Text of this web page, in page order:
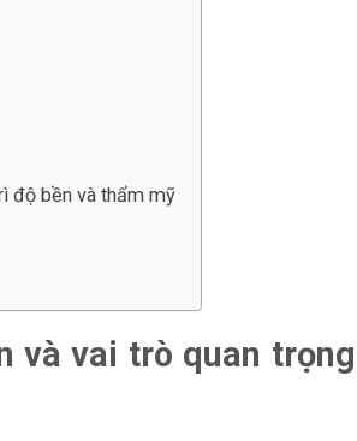
độ bền và thẩm mỹ
và vai trò quan trọng